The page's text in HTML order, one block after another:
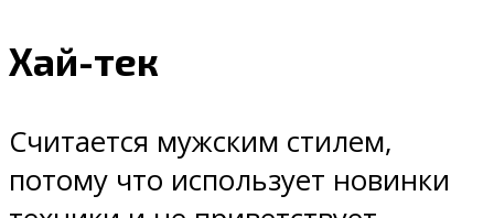
Хай-тек
Считается мужским стилем,
потому что использует новинки